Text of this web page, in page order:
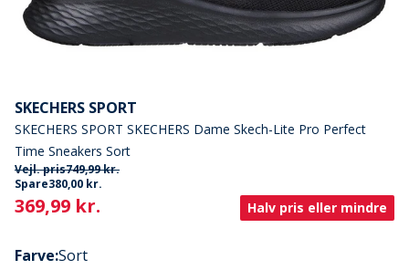
SKECHERS SPORT
SKECHERS SPORT SKECHERS Dame Skech-Lite Pro Perfect
Time Sneakers Sort
Vejl. pris749,99 kr.
Spare380,00 kr.
Current
369,99 kr. Halv pris eller mindre
Farve:Sort